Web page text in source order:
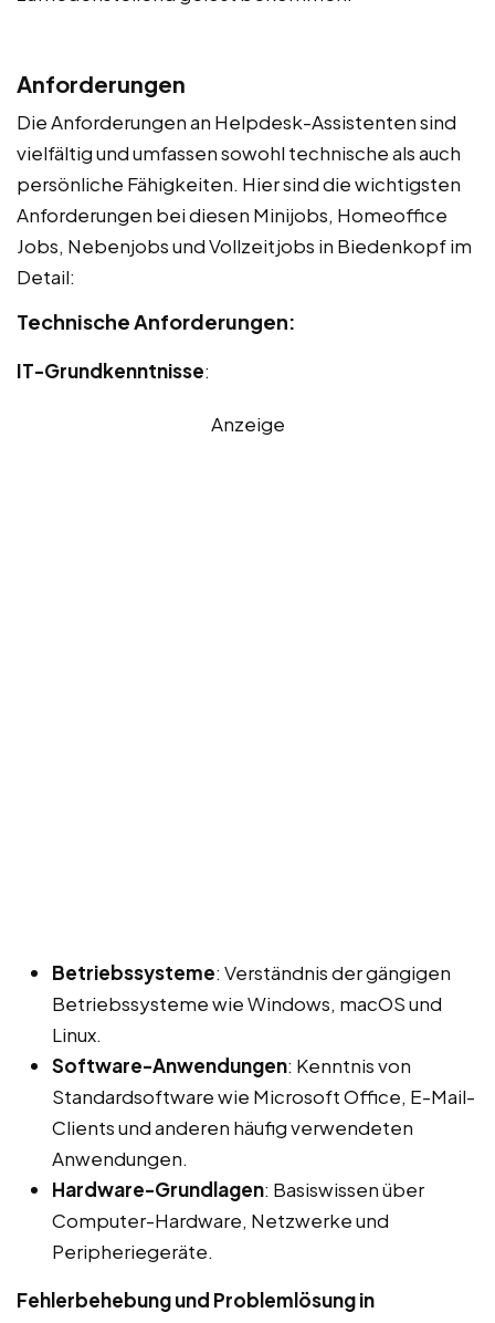
Anforderungen
Die Anforderungen an Helpdesk-Assistenten sind
vielfältig und umfassen sowohl technische als auch
persönliche Fähigkeiten. Hier sind die wichtigsten
Anforderungen bei diesen Minijobs, Homeoffice
Jobs, Nebenjobs und Vollzeitjobs in Biedenkopf im
Detail:
Technische Anforderungen:
IT-Grundkenntnisse:
Anzeige
Betriebssysteme: Verständnis der gängigen
Betriebssysteme wie Windows, macOS und
Linux.
Software-Anwendungen: Kenntnis von
Standardsoftware wie Microsoft Office, E-Mail-
Clients und anderen häufig verwendeten
Anwendungen.
Hardware-Grundlagen: Basiswissen über
Computer-Hardware, Netzwerke und
Peripheriegeräte.
Fehlerbehebung und Problemlösung in